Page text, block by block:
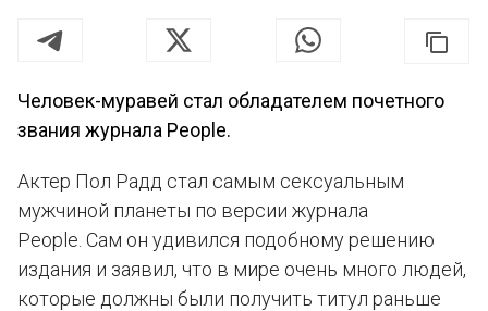
Человек-муравей стал обладателем почетного
звания журнала People.
Актер Пол Радд стал самым сексуальным
мужчиной планеты по версии журнала
People. Сам он удивился подобному решению
издания и заявил, что в мире очень много людей,
которые должны были получить титул раньше